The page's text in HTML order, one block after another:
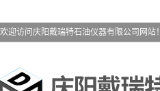
欢迎访问庆阳戴瑞特石油仪器有限公司网站！